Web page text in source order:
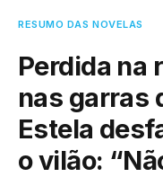
RESUMO DAS NOVELAS
Perdida na
nas garras
Estela
o vilão: